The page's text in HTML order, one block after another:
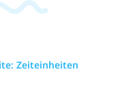
Zeiteinheiten